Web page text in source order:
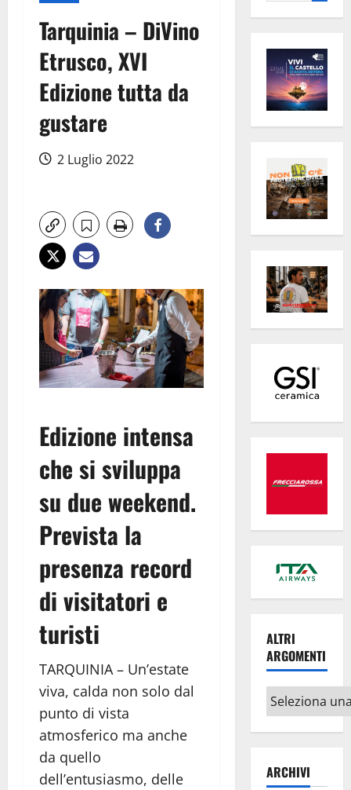
Tarquinia – DiVino
Etrusco, XVI
Edizione tutta da
gustare
2 Luglio 2022
Edizione intensa
che si sviluppa
su due weekend.
Prevista la
presenza record
di visitatori e
turisti
TARQUINIA – Un’estate
viva, calda non solo dal
punto di vista
atmosferico ma anche
da quello
dell’entusiasmo, delle
ALTRI
ARGOMENTI
Altri
argomenti
ARCHIVI